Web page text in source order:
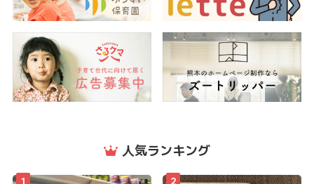
人気ランキング
1 2